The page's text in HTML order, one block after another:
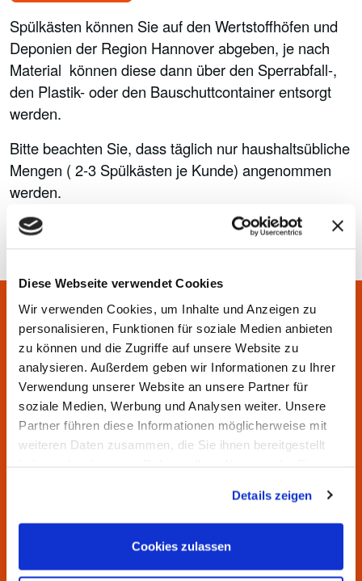
Diese Webseite verwendet Cookies
Wir verwenden Cookies, um Inhalte und Anzeigen zu
personalisieren, Funktionen für soziale Medien anbieten
zu können und die Zugriffe auf unsere Website zu
analysieren. Außerdem geben wir Informationen zu Ihrer
Verwendung unserer Website an unsere Partner für
soziale Medien, Werbung und Analysen weiter. Unsere
Partner führen diese Informationen möglicherweise mit
weiteren Daten zusammen, die Sie ihnen bereitgestellt
Details zeigen
Cookies zulassen
Spülkästen können Sie auf den Wertstoffhöfen und
Deponien der Region Hannover abgeben, je nach
Material können diese dann über den Sperrabfall-,
den Plastik- oder den Bauschuttcontainer entsorgt
werden.
Bitte beachten Sie, dass täglich nur haushaltsübliche
Mengen ( 2-3 Spülkästen je Kunde) angenommen
werden.
Sie haben Fragen? Wir helfen
Ihnen gern.
Unsere Servicezeiten:
Montag bis Donnerstag von 7:00 bis 16:30 Uhr
Freitag von 7:00 bis 15:00 Uhr